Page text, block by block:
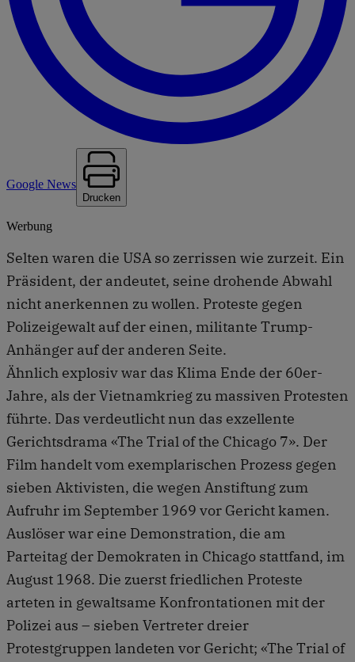
Google News
Drucken
Werbung
Selten waren die USA so zerrissen wie zurzeit. Ein
Präsident, der andeutet, seine drohende Abwahl
nicht anerkennen zu wollen. Proteste gegen
Polizeigewalt auf der einen, militante Trump-
Anhänger auf der anderen Seite.
Ähnlich explosiv war das Klima Ende der 60er-
Jahre, als der Vietnamkrieg zu massiven Protesten
führte. Das verdeutlicht nun das exzellente
Gerichtsdrama «The Trial of the Chicago 7». Der
Film handelt vom exemplarischen Prozess gegen
sieben Aktivisten, die wegen Anstiftung zum
Aufruhr im September 1969 vor Gericht kamen.
Auslöser war eine Demonstration, die am
Parteitag der Demokraten in Chicago stattfand, im
August 1968. Die zuerst friedlichen Proteste
arteten in gewaltsame Konfrontationen mit der
Polizei aus – sieben Vertreter dreier
Protestgruppen landeten vor Gericht; «The Trial of